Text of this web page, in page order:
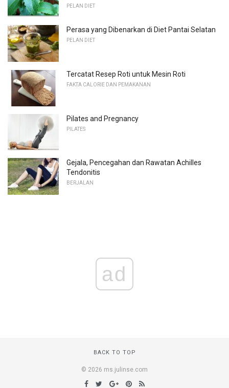
PELAN DIET
Perasa yang Dibenarkan di Diet Pantai Selatan
PELAN DIET
Tercatat Resep Roti untuk Mesin Roti
FAKTA CALORIE DAN PEMAKANAN
Pilates and Pregnancy
PILATES
Gejala, Pencegahan dan Rawatan Achilles
Tendonitis
BERJALAN
ad
BACK TO TOP
© 2026 ms.julinse.com